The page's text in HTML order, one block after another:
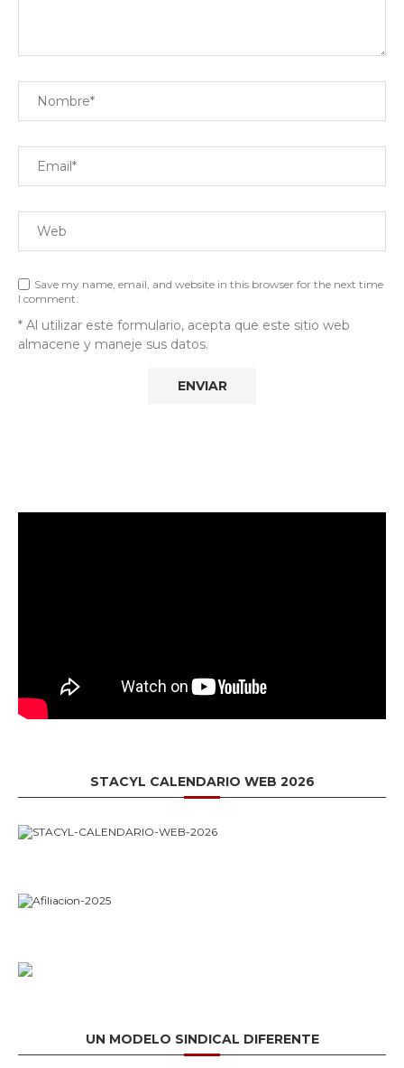
Save my name, email, and website in this browser for the next time
I comment.
* Al utilizar este formulario, acepta que este sitio web
almacene y maneje sus datos.
STACYL CALENDARIO WEB 2026
UN MODELO SINDICAL DIFERENTE